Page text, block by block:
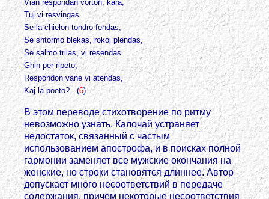
Vian respondan vorton, kara,
Tuj vi resvingas
Se la chielon tondro fendas,
Se shtormo blekas, rokoj plendas,
Se salmo trilas, vi resendas
Ghin per ripeto,
Respondon vane vi atendas,
Kaj la poeto?.. (6)
В этом переводе стихотворение по ритму
невозможно узнать. Калочай устраняет
недостаток, связанный с частым
использованием апострофа, и в поисках полной
гармонии заменяет все мужские окончания на
женские, но строки становятся длиннее. Автор
допускает много несоответствий в передаче
содержания, причем некоторые несоответствия